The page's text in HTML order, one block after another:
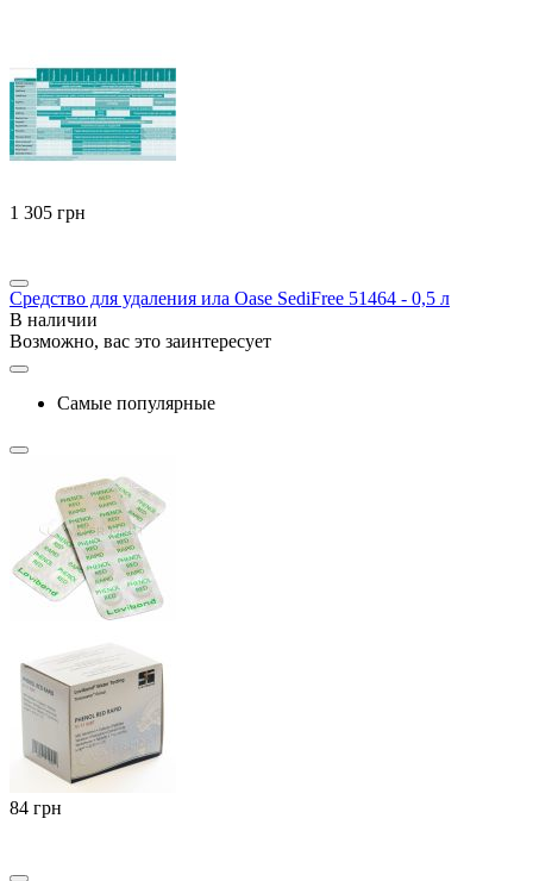
‍1 305‍ грн
Средство для удаления ила Oase SediFree 51464 - 0,5 л
В наличии
Возможно, вас это заинтересует
Самые популярные
‍84‍ грн